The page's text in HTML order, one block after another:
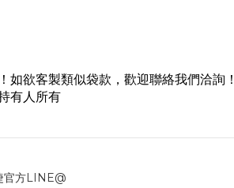
如欲客製類似袋款，歡迎聯絡我們洽詢！
有人所有